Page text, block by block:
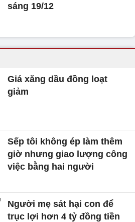
sáng 19/12
Giá xăng dầu đồng loạt
giảm
Sếp tôi không ép làm thêm
giờ nhưng giao lượng công
việc bằng hai người
Người mẹ sát hại con để
trục lợi hơn 4 tỷ đồng tiền